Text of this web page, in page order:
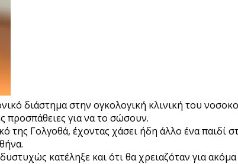
διάστημα στην ογκολογική κλινική του
προσπάθειες για να το σώσουν.
της Γολγοθά, έχοντας χάσει ήδη άλλο ένα παιδί
κατέληξε και ότι θα χρειαζόταν για